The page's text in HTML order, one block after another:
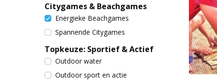
Citygames & Beachgames
Energieke Beachgames
Spannende Citygames
Topkeuze: Sportief & Actief
Outdoor water
Outdoor sport en actie